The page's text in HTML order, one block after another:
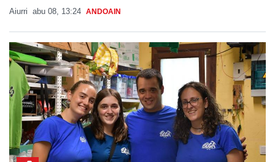
Aiurri abu 08, 13:24 ANDOAIN